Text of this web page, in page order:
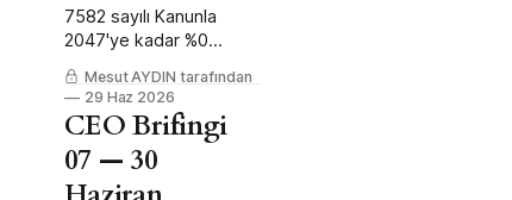
7582 sayılı Kanunla
2047'ye kadar %0
kurumlar vergisi: İFM
merkezli bölgesel
ödeme ihracatı fırsatı.
Mesut AYDIN tarafından
29 Haz 2026
CEO Brifingi
07 — 30